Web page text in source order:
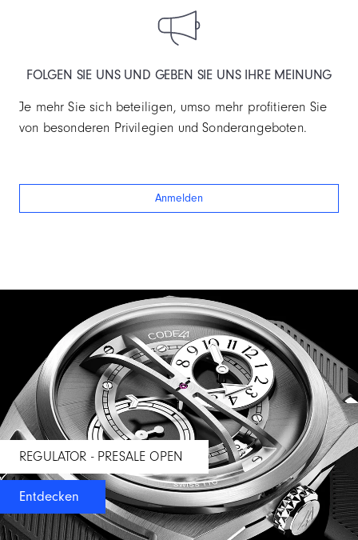
FOLGEN SIE UNS UND GEBEN SIE UNS IHRE MEINUNG
Je mehr Sie sich beteiligen, umso mehr profitieren Sie
von besonderen Privilegien und Sonderangeboten.
Anmelden
REGULATOR - PRESALE OPEN
Entdecken